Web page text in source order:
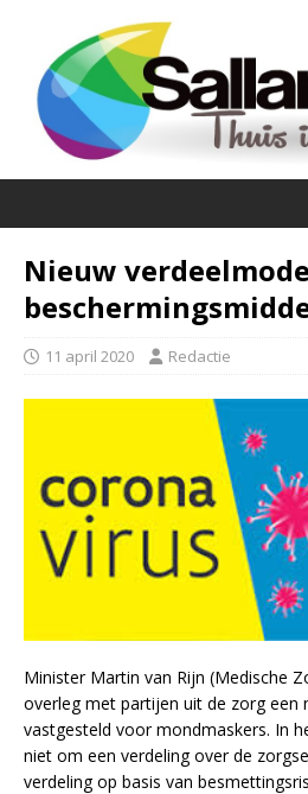
Nieuw
11 april 2020 Redactie
Minister Martin van Rijn (Medische
overleg met partijen uit de zorg een
vastgesteld voor mondmaskers. In
niet om een verdeling over de
verdeling op basis van